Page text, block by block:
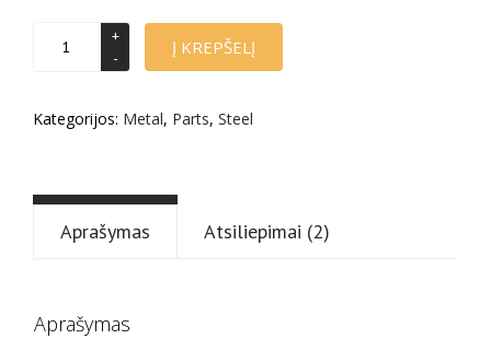
produkto
kiekis:
cogs
Į KREPŠELĮ
Kategorijos: Metal, Parts, Steel
Aprašymas Atsiliepimai (2)
Aprašymas